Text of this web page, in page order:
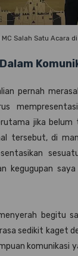
MC Salah Satu Acara
pernah
jika belum
tersebut, di
kegugupan
begitu
sedikit kaget
komunikasi